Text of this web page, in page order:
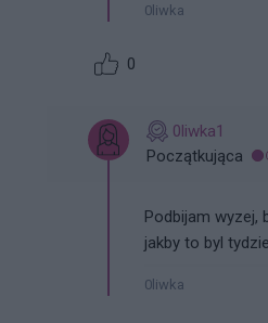
0liwka
0
0liwka1
Początkująca
Podbijam wyzej,
jakby to byl
0liwka